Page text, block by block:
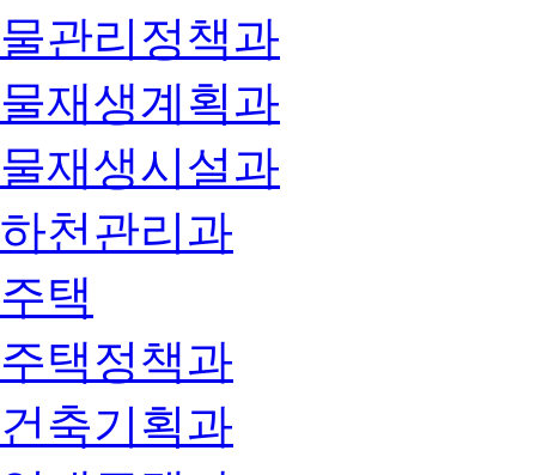
물관리정책과
물재생계획과
물재생시설과
하천관리과
주택
주택정책과
건축기획과